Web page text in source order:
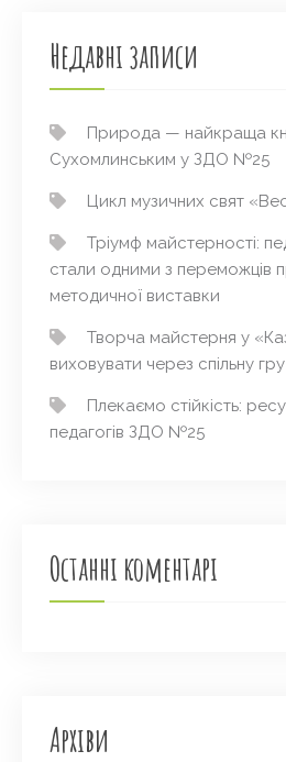
Недавні записи
Природа — найкраща
Сухомлинським у ЗДО №25
Цикл музичних свят
Тріумф майстерності:
стали одними з переможців
методичної виставки
Творча майстерня у
виховувати через спільну
Плекаємо стійкість:
педагогів ЗДО №25
Останні коментарі
Архіви